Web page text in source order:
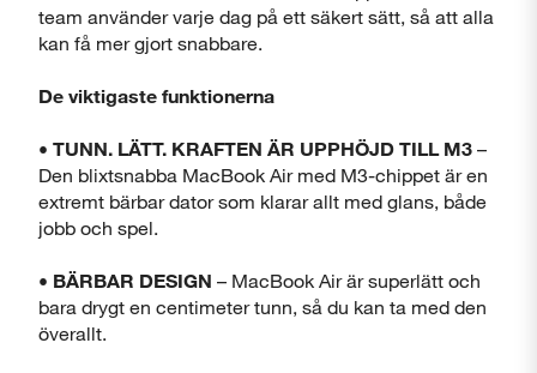
team använder varje dag på ett säkert sätt, så att alla
kan få mer gjort snabbare.
De viktigaste funktionerna
• TUNN. LÄTT. KRAFTEN ÄR UPPHÖJD TILL M3 –
Den blixtsnabba MacBook Air med M3-chippet är en
extremt bärbar dator som klarar allt med glans, både
jobb och spel.
• BÄRBAR DESIGN – MacBook Air är superlätt och
bara drygt en centimeter tunn, så du kan ta med den
överallt.